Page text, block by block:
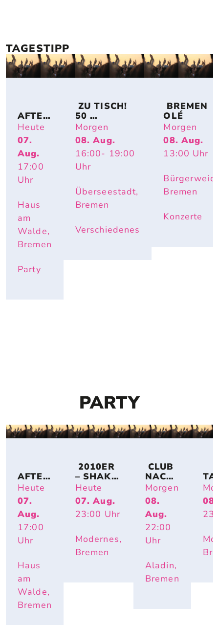
TAGESTIPP
AFTER
-
WORK
-
PARTY
OPEN
AIR
Heute
07.
Aug.
17:00
Uhr
Haus
am
Walde,
Bremen
Party
ZU TISCH!
50
PICKNICKTIS
CHE FÜR DIE
ÜBERSEESTA
DT
Morgen
08. Aug.
16:00- 19:00
Uhr
Überseestadt,
Bremen
Verschiedenes
BREMEN
OLÉ
Morgen
08. Aug.
13:00 Uhr
Bremen
Konzerte
PARTY
AFTER
-
WORK
-
PARTY
OPEN
AIR
Heute
07.
Aug.
17:00
Uhr
Haus
am
Walde,
Bremen
2010ER
– SHAKE
IT OFF
Heute
07. Aug.
23:00 Uhr
Modernes,
Bremen
CLUB
NACH
T
Morgen
08.
Aug.
22:00
Uhr
Aladin,
Bremen